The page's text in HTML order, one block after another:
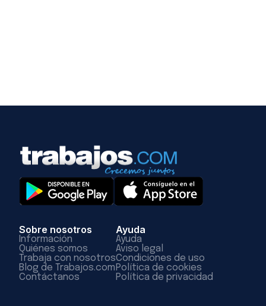
Sobre nosotros
Información
Quiénes somos
Trabaja con nosotros
Blog de Trabajos.com
Contáctanos
Ayuda
Ayuda
Aviso legal
Condiciones de uso
Política de cookies
Política de privacidad